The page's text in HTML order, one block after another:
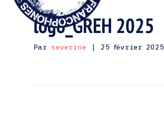
logo_GREH 2025
Par severine | 25 février 2025